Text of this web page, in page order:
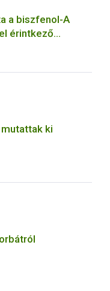
a biszfenol-A
érintkező
ki